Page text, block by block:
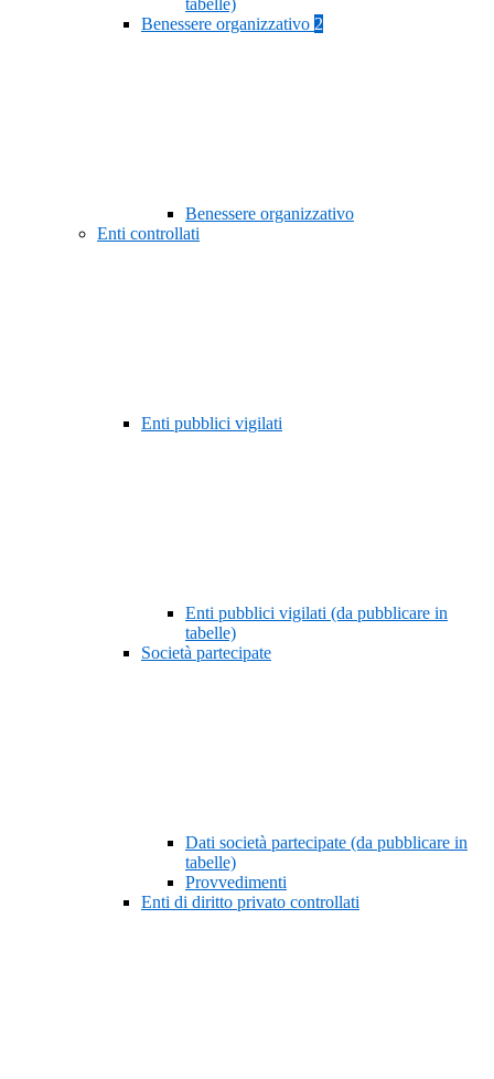
tabelle)
Benessere organizzativo 2
Benessere organizzativo
Enti controllati
Enti pubblici vigilati
Enti pubblici vigilati (da pubblicare in
tabelle)
Società partecipate
Dati società partecipate (da pubblicare in
tabelle)
Provvedimenti
Enti di diritto privato controllati